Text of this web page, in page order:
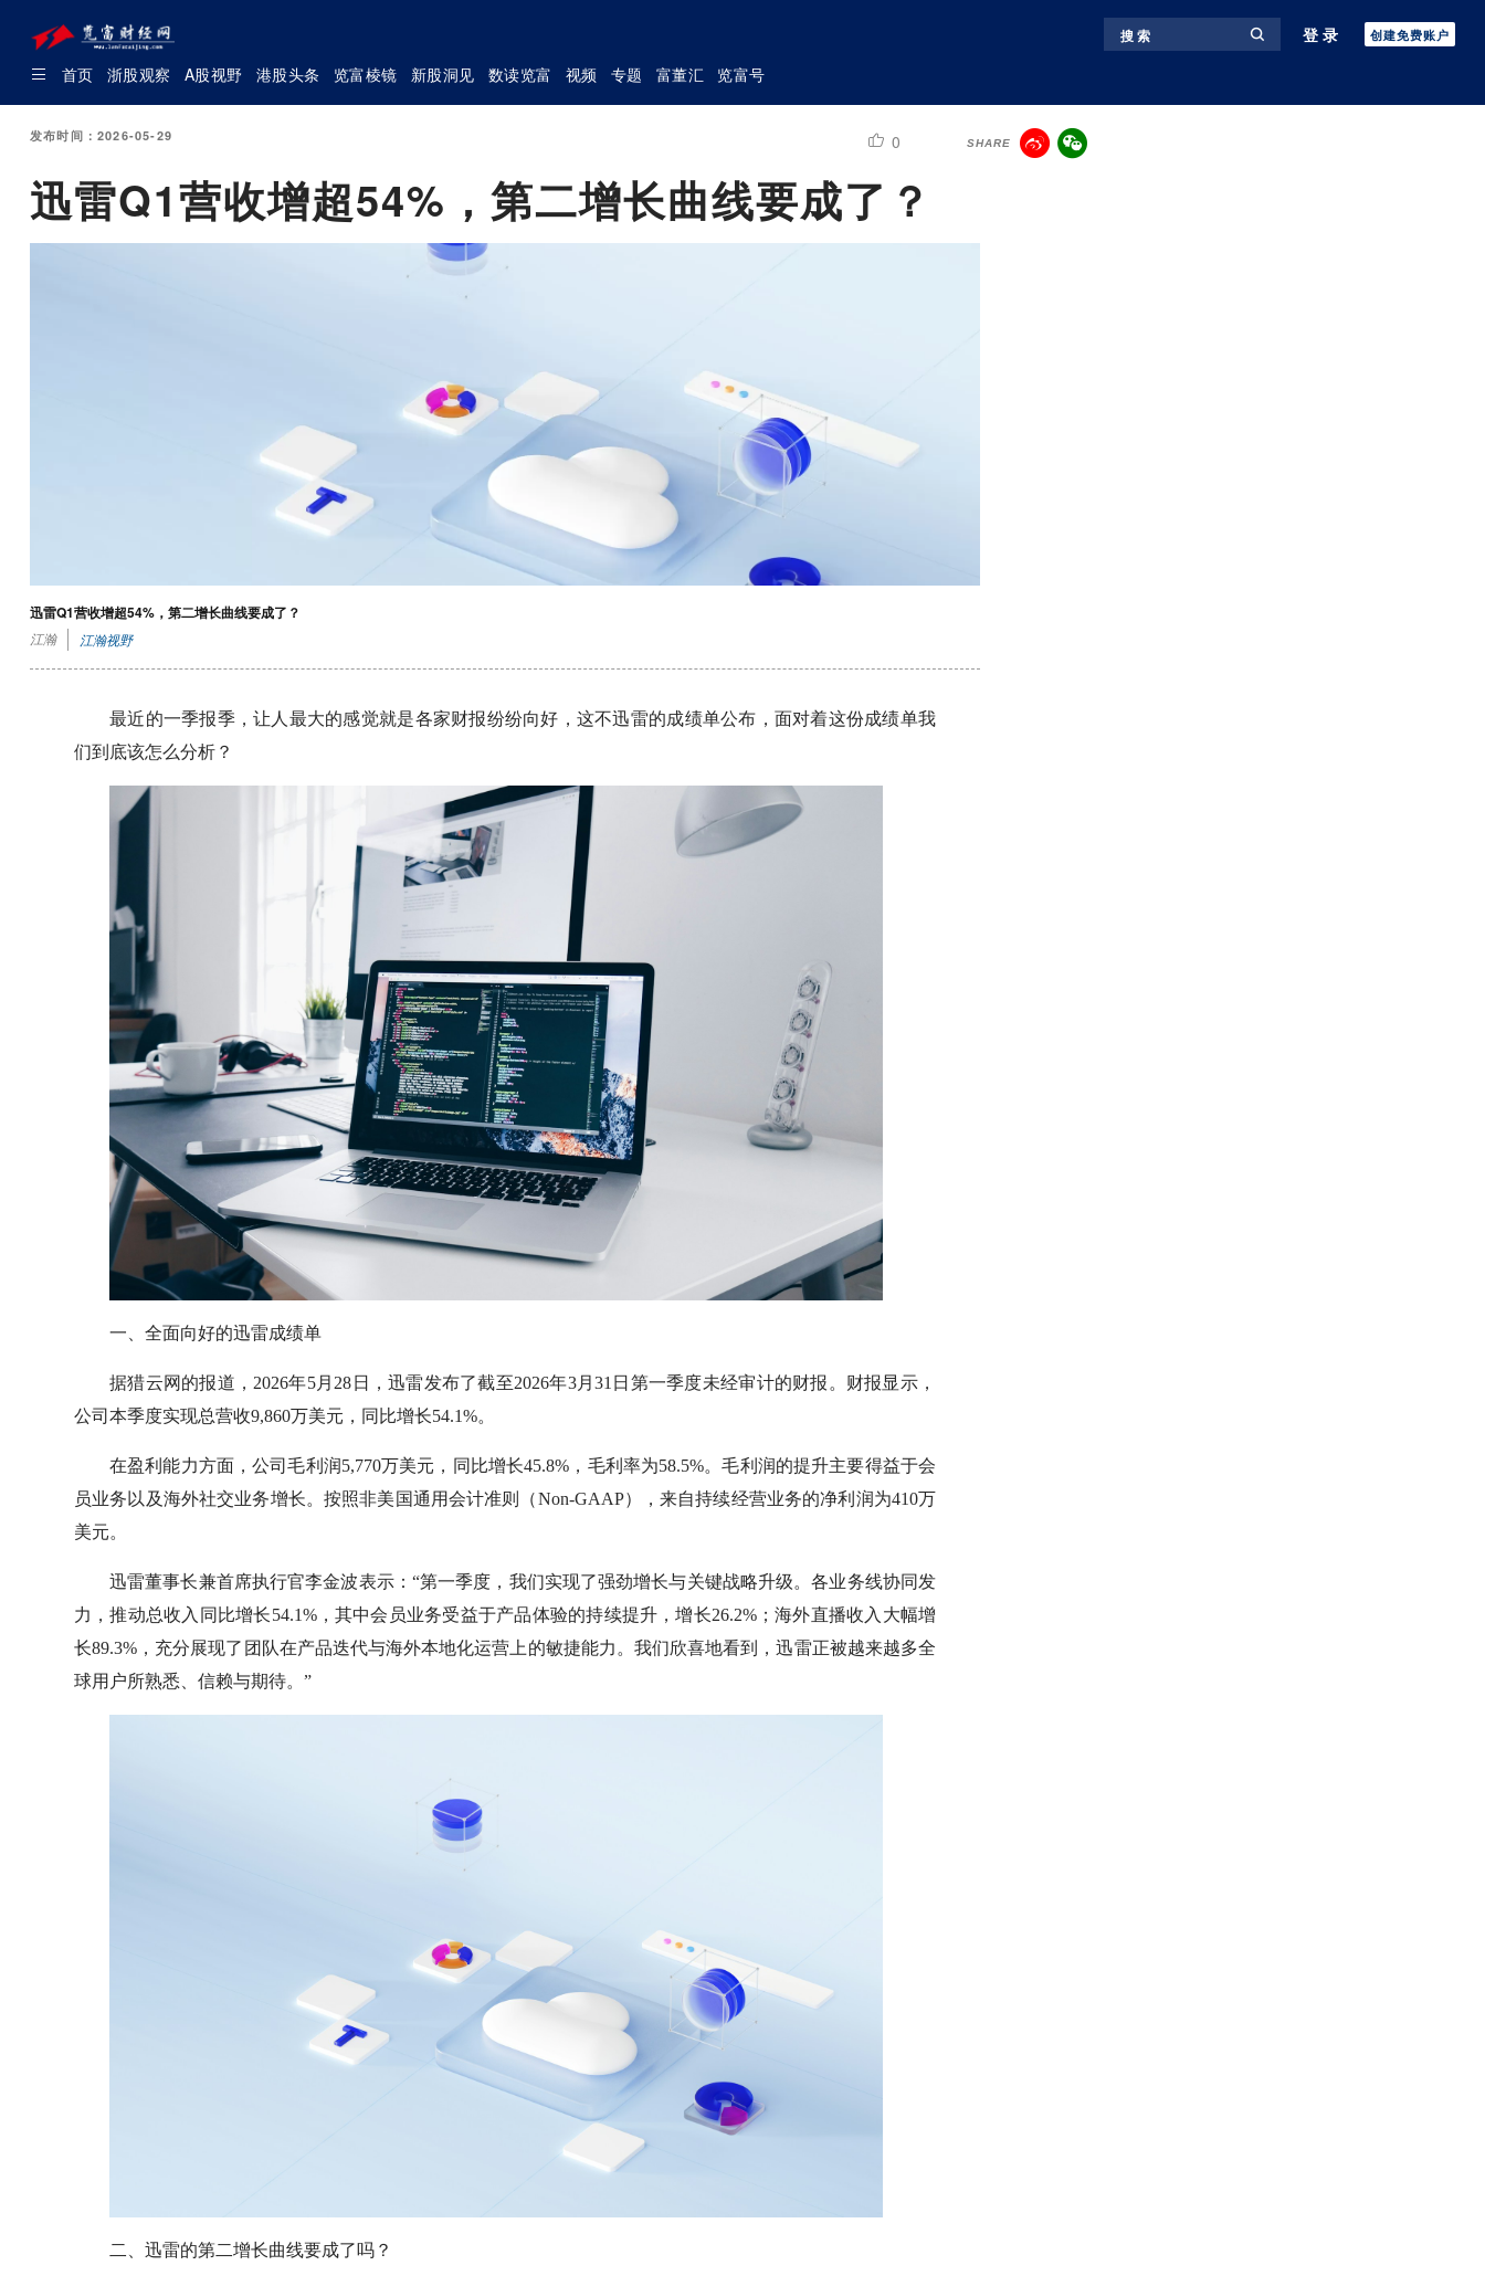
搜 索 登录 创建免费账户
首页 浙股观察 A股视野 港股头条 览富棱镜 新股洞见 数读览富 视频 专题 富董汇 览富号
发布时间：2026-05-29 0 SHARE
迅雷Q1营收增超54%，第二增长曲线要成了？
迅雷Q1营收增超54%，第二增长曲线要成了？
江瀚 江瀚视野
最近的一季报季，让人最大的感觉就是各家财报纷纷向好，这不迅雷的成绩单公布，面对着这份成绩单我
们到底该怎么分析？
一、全面向好的迅雷成绩单
据猎云网的报道，2026年5月28日，迅雷发布了截至2026年3月31日第一季度未经审计的财报。财报显示，
公司本季度实现总营收9,860万美元，同比增长54.1%。
在盈利能力方面，公司毛利润5,770万美元，同比增长45.8%，毛利率为58.5%。毛利润的提升主要得益于会
员业务以及海外社交业务增长。按照非美国通用会计准则（Non-GAAP），来自持续经营业务的净利润为410万
美元。
迅雷董事长兼首席执行官李金波表示：“第一季度，我们实现了强劲增长与关键战略升级。各业务线协同发
力，推动总收入同比增长54.1%，其中会员业务受益于产品体验的持续提升，增长26.2%；海外直播收入大幅增
长89.3%，充分展现了团队在产品迭代与海外本地化运营上的敏捷能力。我们欣喜地看到，迅雷正被越来越多全
球用户所熟悉、信赖与期待。”
二、迅雷的第二增长曲线要成了吗？